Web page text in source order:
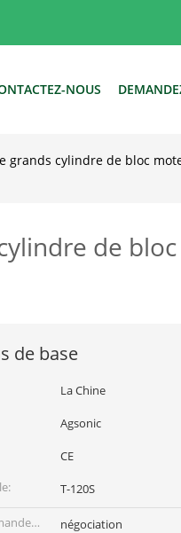
NOUS
cylindre de bloc
de
de base
La Chine
Agsonic
CE
T-120S
négociation